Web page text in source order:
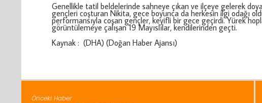
Genellikle tatil beldelerinde sahneye çıkan ve ilçeye gelerek
gençleri coşturan Nikita, gece boyunca da herkesin ilgi odağı
performansıyla coşan gençler, keyifli bir gece geçirdi. Yürek
görüntülemeye çalışan 19 Mayıslılar, kendilerinden geçti.
Kaynak : (DHA) (Doğan Haber Ajansı)
Önceki Haber